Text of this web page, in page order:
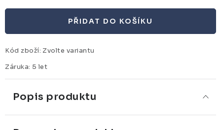
PŘIDAT DO KOŠÍKU
Kód zboží: Zvolte variantu
Záruka: 5 let
Popis produktu